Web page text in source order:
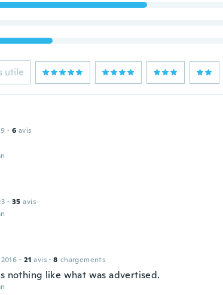
utile
· 6 avis
· 35 avis
· 21 avis · 8 chargements
nothing like what was advertised.